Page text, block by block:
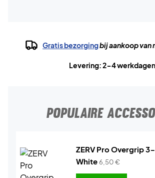
Gratis bezorgingbij aankoop van
Levering: 2-4 werkdagen
POPULAIRE
ZERV Pro Overgrip
White6,50€